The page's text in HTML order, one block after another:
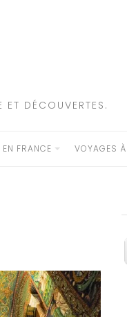
DÉCOUVERTES.
FRANCE VOYAGES À